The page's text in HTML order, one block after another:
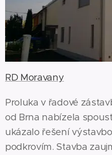
RD Moravany
Proluka v řadové
od Brna nabízela
ukázalo řešení
podkrovím. Stavba